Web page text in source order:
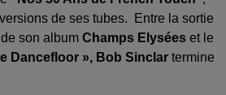
de ses tubes. Entre la sortie
son album Champs Elysées et le
Dancefloor », Bob Sinclar termine